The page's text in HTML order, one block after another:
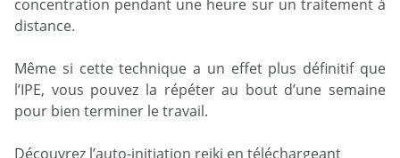
concentration pendant une heure sur un traitement à
distance.
Même si cette technique a un effet plus définitif que
l’IPE, vous pouvez la répéter au bout d’une semaine
pour bien terminer le travail.
Découvrez l’auto-initiation reiki en téléchargeant